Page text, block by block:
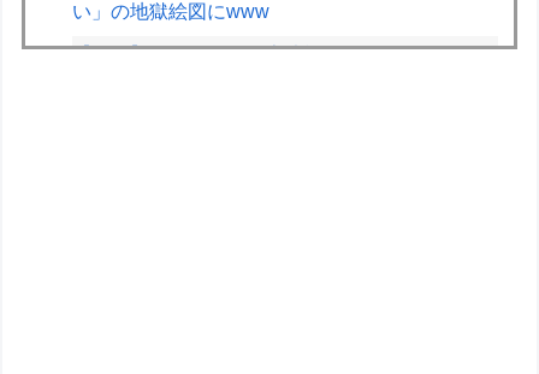
い」の地獄絵図にwww
【画像】なろう漫画の魔法戦闘シーンｗｗｗ